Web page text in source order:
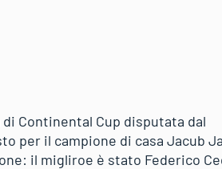
Continental Cup disputata dal
per il campione di casa Jacub
il migliroe è stato Federico